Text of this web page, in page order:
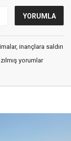
inançlara saldırı
yorumlar